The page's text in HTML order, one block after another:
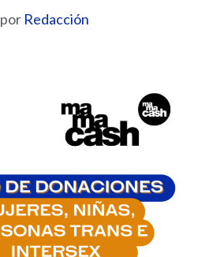
por Redacción